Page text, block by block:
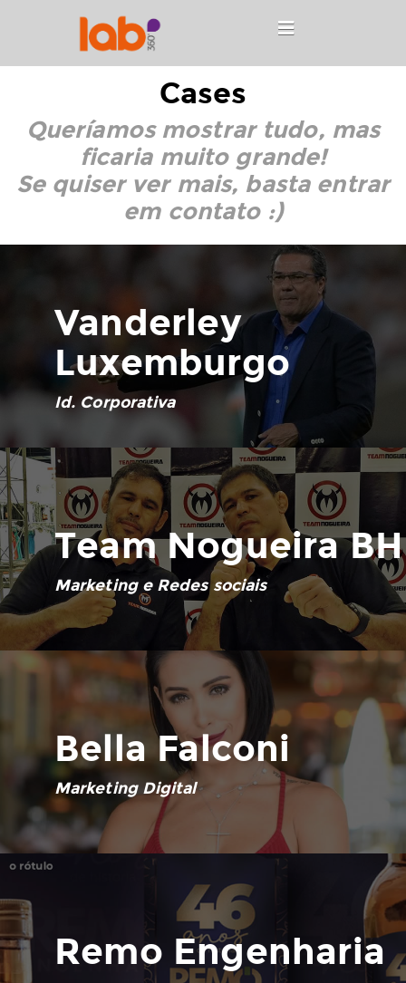
Cases
Queríamos mostrar tudo, mas
ficaria muito grande!
Se quiser ver mais, basta entrar
em contato:)
Vanderley
Luxemburgo
Id. Corporativa
Team Nogueira BH
Marketing e Redes sociais
Bella Falconi
Marketing Digital
Remo Engenharia